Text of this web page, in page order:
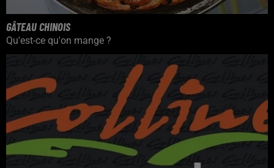
GÂTEAU CHINOIS
Qu'est-ce qu'on mange ?